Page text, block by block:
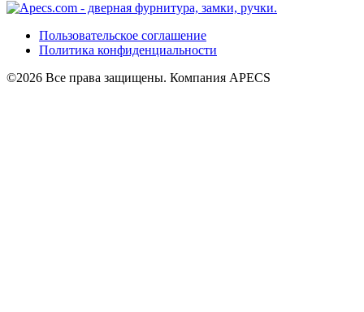
Пользовательское соглашение
Политика конфиденциальности
©2026 Все права защищены. Компания APECS